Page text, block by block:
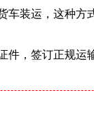
装运，这种方
，签订正规运